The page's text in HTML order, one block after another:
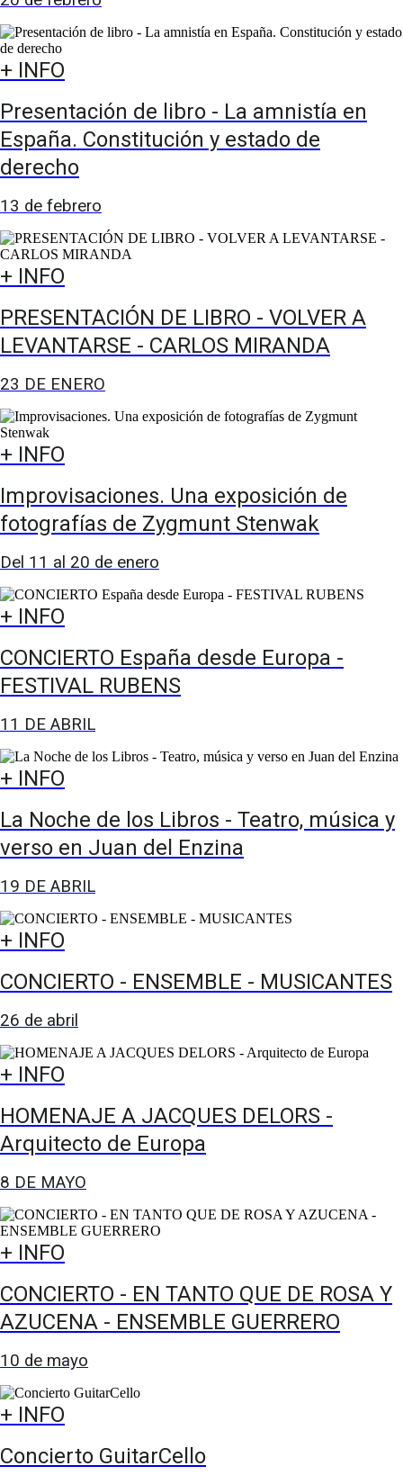
+ INFO
Presentación de libro - La amnistía en
España. Constitución y estado de
derecho
13 de febrero
+ INFO
PRESENTACIÓN DE LIBRO - VOLVER A
LEVANTARSE - CARLOS MIRANDA
23 DE ENERO
+ INFO
Improvisaciones. Una exposición de
fotografías de Zygmunt Stenwak
Del 11 al 20 de enero
+ INFO
CONCIERTO España desde Europa -
FESTIVAL RUBENS
11 DE ABRIL
+ INFO
La Noche de los Libros - Teatro, música y
verso en Juan del Enzina
19 DE ABRIL
+ INFO
CONCIERTO - ENSEMBLE - MUSICANTES
26 de abril
+ INFO
HOMENAJE A JACQUES DELORS -
Arquitecto de Europa
8 DE MAYO
+ INFO
CONCIERTO - EN TANTO QUE DE ROSA Y
AZUCENA - ENSEMBLE GUERRERO
10 de mayo
+ INFO
Concierto GuitarCello